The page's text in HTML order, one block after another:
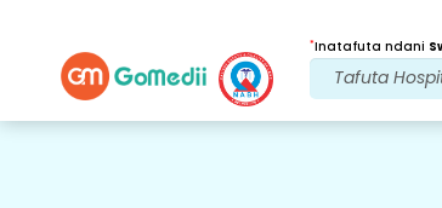
*Inatafuta ndani